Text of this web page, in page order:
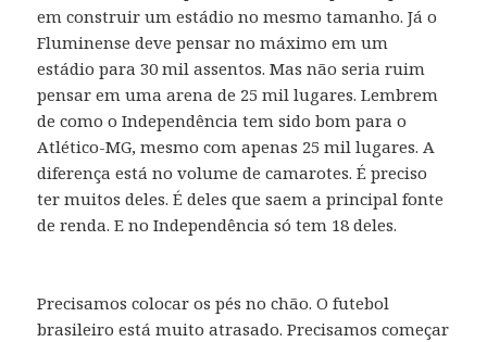
em construir um estádio no mesmo tamanho. Já o
Fluminense deve pensar no máximo em um
estádio para 30 mil assentos. Mas não seria ruim
pensar em uma arena de 25 mil lugares. Lembrem
de como o Independência tem sido bom para o
Atlético-MG, mesmo com apenas 25 mil lugares. A
diferença está no volume de camarotes. É preciso
ter muitos deles. É deles que saem a principal fonte
de renda. E no Independência só tem 18 deles.
Precisamos colocar os pés no chão. O futebol
brasileiro está muito atrasado. Precisamos começar